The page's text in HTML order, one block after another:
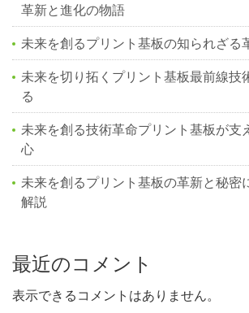
革新と進化の物語
未来を創るプリント基板の知られざる
未来を切り拓くプリント基板最前線技
る
未来を創る技術革命プリント基板が支
心
未来を創るプリント基板の革新と秘密
解説
最近のコメント
表示できるコメントはありません。